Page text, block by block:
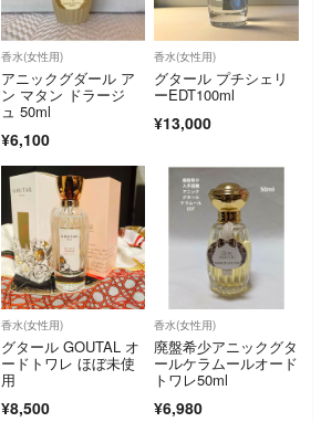
香水(女性用)
アニックグダール ア
ン マタン ドラージ
ュ 50ml
¥6,100
香水(女性用)
グタール プチシェリ
ーEDT100ml
¥13,000
香水(女性用)
グタール GOUTAL オ
ードトワレ ほぼ未使
用
¥8,500
香水(女性用)
廃盤希少アニックグタ
ールケラムールオード
トワレ50ml
¥6,980